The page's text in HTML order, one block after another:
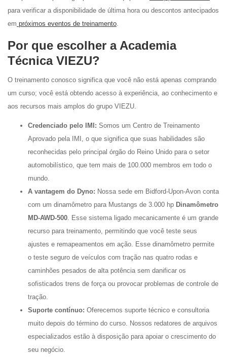
para verificar a disponibilidade de última hora ou descontos antecipados
em próximos eventos de treinamento.
Por que escolher a Academia
Técnica VIEZU?
O treinamento conosco significa que você não está apenas comprando
um curso; você está obtendo acesso à experiência, ao conhecimento e
aos recursos mais amplos do grupo VIEZU.
Credenciado pelo IMI: Somos um Centro de Treinamento
Aprovado pela IMI, o que significa que suas habilidades são
reconhecidas pelo principal órgão do Reino Unido para o setor
automobilístico, que tem mais de 100.000 membros em todo o
mundo.
A vantagem do Dyno: Nossa sede em Bidford-Upon-Avon conta
com um dinamômetro para Mustangs de 3.000 hp Dinamômetro
MD-AWD-500. Esse sistema ligado mecanicamente é um grande
recurso para treinamento, permitindo que você teste seus
ajustes e remapeamentos em ação. Esse dinamômetro permite
o teste seguro de veículos com tração nas quatro rodas e
caminhões pesados de alta potência sem danificar os
sofisticados trens de força ou provocar problemas de controle de
tração.
Suporte contínuo: Oferecemos suporte técnico e consultoria
muito depois do término do curso. Nossos redatores de arquivos
especializados estão à disposição para apoiar o crescimento do
seu negócio.